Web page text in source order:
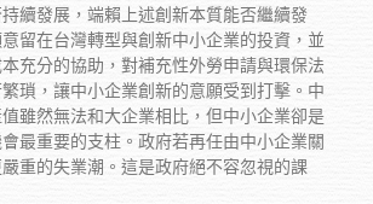
發展，端賴上述創新本質能否繼續發
留在台灣轉型與創新中小企業的投資，並
充分的協助，對補充性外勞申請與環保法
瑣，讓中小企業創新的意願受到打擊。中
雖然無法和大企業相比，但中小企業卻是
最重要的支柱。政府若再任由中小企業關
重的失業潮。這是政府絕不容忽視的課